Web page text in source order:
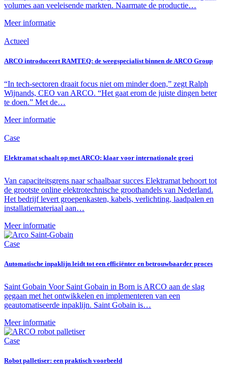
volumes aan veeleisende markten. Naarmate de productie…
Meer informatie
Actueel
ARCO introduceert RAMTEQ: de weegspecialist binnen de ARCO Group
“In tech-sectoren draait focus niet om minder doen,” zegt Ralph
Wijnands, CEO van ARCO. “Het gaat erom de juiste dingen beter
te doen.” Met de…
Meer informatie
Case
Elektramat schaalt op met ARCO: klaar voor internationale groei
Van capaciteitsgrens naar schaalbaar succes Elektramat behoort tot
de grootste online elektrotechnische groothandels van Nederland.
Het bedrijf levert groepenkasten, kabels, verlichting, laadpalen en
installatiemateriaal aan…
Meer informatie
Case
Automatische inpaklijn leidt tot een efficiënter en betrouwbaarder proces
Saint Gobain Voor Saint Gobain in Born is ARCO aan de slag
gegaan met het ontwikkelen en implementeren van een
geautomatiseerde inpaklijn. Saint Gobain is…
Meer informatie
Case
Robot palletiser: een praktisch voorbeeld